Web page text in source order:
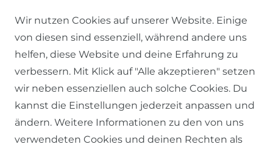
Impressum Daten­schutz­erklärung AGB
Barrierefreiheitserklärung Widerrufs­recht
Wir nutzen Cookies auf unserer Website. Einige
von diesen sind essenziell, während andere uns
helfen, diese Website und deine Erfahrung zu
verbessern. Mit Klick auf "Alle akzeptieren" setzen
wir neben essenziellen auch solche Cookies. Du
kannst die Einstellungen jederzeit anpassen und
ändern. Weitere Informationen zu den von uns
verwendeten Cookies und deinen Rechten als